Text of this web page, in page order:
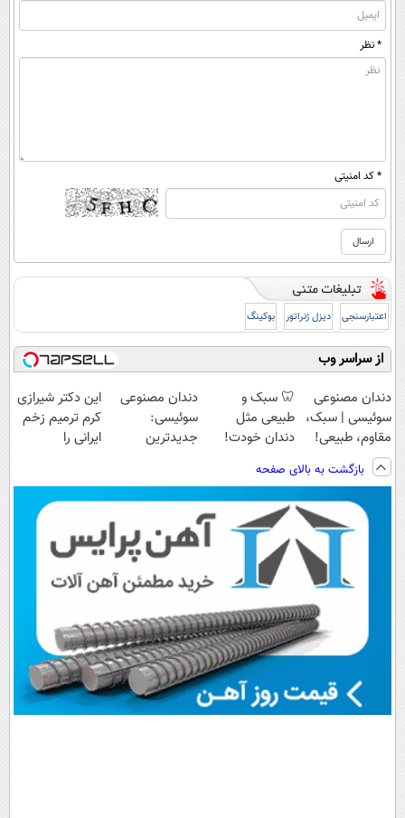
* نظر
* کد امنیتی
اعتبارسنجی دیزل ژنراتور بوکینگ
از سراسر وب
دندان مصنوعی
سوئیسی | سبک،
مقاوم، طبیعی!
ویزیت
رایگان+پرداخت
اقساطی😍
🦷 سبک و
طبیعی مثل
دندان خودت!
پرداخت اقساطی
💳 📍 تهران
دندان مصنوعی
سوئیسی:
جدیدترین
پرداخت قسطی
این دکتر شیرازی
کرم ترمیم زخم
ایرانی را
بازگشت به بالای صفحه